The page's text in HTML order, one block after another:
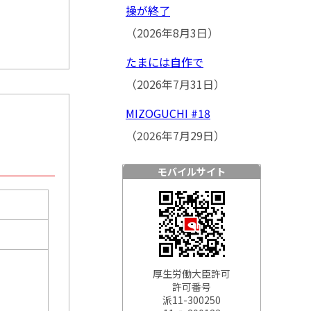
操が終了
（2026年8月3日）
たまには自作で
（2026年7月31日）
MIZOGUCHI #18
（2026年7月29日）
モバイルサイト
厚生労働大臣許可
許可番号
派11-300250